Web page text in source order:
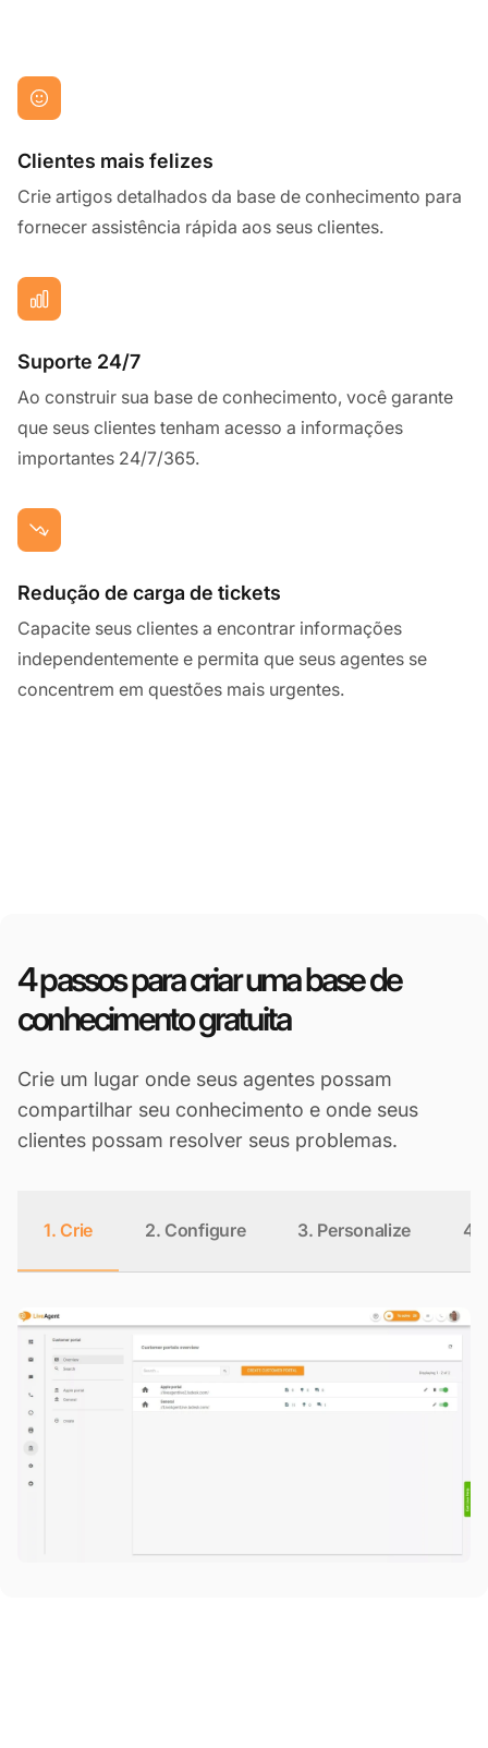
Clientes mais felizes
Crie artigos detalhados da base de conhecimento para
fornecer assistência rápida aos seus clientes.
Suporte 24/7
Ao construir sua base de conhecimento, você garante
que seus clientes tenham acesso a informações
importantes 24/7/365.
Redução de carga de tickets
Capacite seus clientes a encontrar informações
independentemente e permita que seus agentes se
concentrem em questões mais urgentes.
4 passos para criar uma base de
conhecimento gratuita
Crie um lugar onde seus agentes possam
compartilhar seu conhecimento e onde seus
clientes possam resolver seus problemas.
1. Crie 2. Configure 3. Personalize 4.